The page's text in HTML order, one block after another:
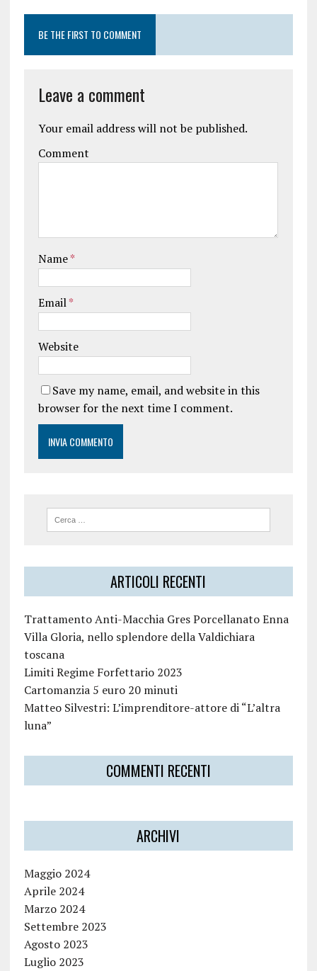
BE THE FIRST TO COMMENT
Leave a comment
Your email address will not be published.
Comment
Name*
Email*
Website
Save my name, email, and website in this
browser for the next time I comment.
ARTICOLI RECENTI
Trattamento Anti-Macchia Gres Porcellanato Enna
Villa Gloria, nello splendore della Valdichiara
toscana
Limiti Regime Forfettario 2023
Cartomanzia 5 euro 20 minuti
Matteo Silvestri: L’imprenditore-attore di “L’altra
luna”
COMMENTI RECENTI
ARCHIVI
Maggio 2024
Aprile 2024
Marzo 2024
Settembre 2023
Agosto 2023
Luglio 2023